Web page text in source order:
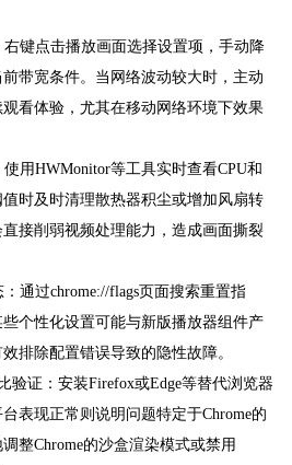
键点击播放画面选择设置项，手动降
带宽条件。当网络波动较大时，主动
看体验，尤其在移动网络环境下效果
用HWMonitor等工具实时查看CPU和
时及时清理散热器积尘或增加风扇转
接削弱视频处理能力，造成画面撕裂
通过chrome://flags页面搜索重置指
个性化设置可能与新版播放器组件产
排除配置错误导致的隐性故障。
验证：安装Firefox或Edge等替代浏览器
表现正常则说明问题特定于Chrome的
整Chrome的沙盒渲染模式或禁用